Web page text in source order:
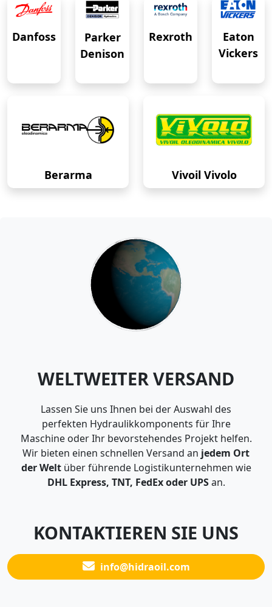
Danfoss
Parker
Denison
Rexroth
Eaton
Vickers
Berarma Vivoil Vivolo
WELTWEITER VERSAND
Lassen Sie uns Ihnen bei der Auswahl des
perfekten Hydraulikkomponents für Ihre
Maschine oder Ihr bevorstehendes Projekt helfen.
Wir bieten einen schnellen Versand an jedem Ort
der Weltüber führende Logistikunternehmen wie
DHL Express, TNT, FedEx oder UPSan.
KONTAKTIEREN SIE UNS
info@hidraoil.com